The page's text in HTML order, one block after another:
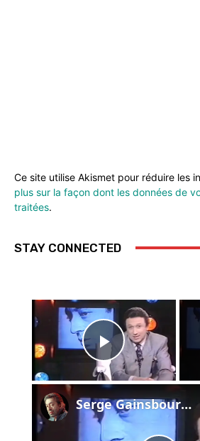
Ce site utilise Akismet pour réduire les
plus sur la façon dont les données de
traitées.
STAY CONNECTED
Play Video
Serge Gainsbourg - hommage - le chanteur - 1991